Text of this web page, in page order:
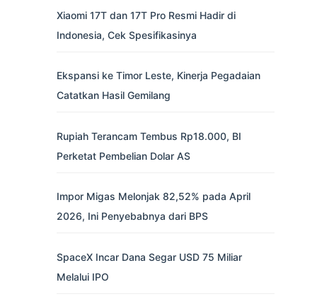
Xiaomi 17T dan 17T Pro Resmi Hadir di
Indonesia, Cek Spesifikasinya
Ekspansi ke Timor Leste, Kinerja Pegadaian
Catatkan Hasil Gemilang
Rupiah Terancam Tembus Rp18.000, BI
Perketat Pembelian Dolar AS
Impor Migas Melonjak 82,52% pada April
2026, Ini Penyebabnya dari BPS
SpaceX Incar Dana Segar USD 75 Miliar
Melalui IPO